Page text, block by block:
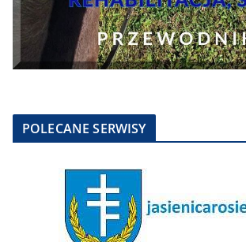
POLECANE SERWISY